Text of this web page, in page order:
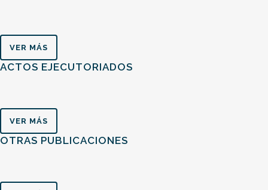
VER MÁS
ACTOS EJECUTORIADOS
VER MÁS
OTRAS PUBLICACIONES